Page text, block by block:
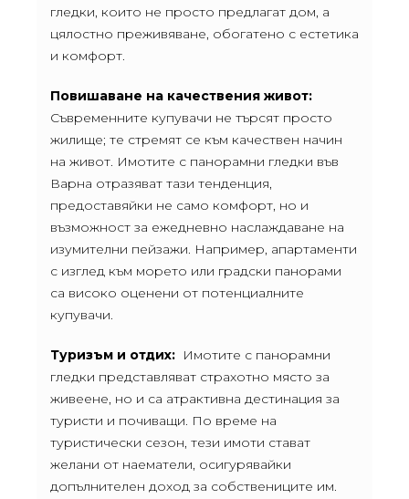
гледки, които не просто предлагат дом, а
цялостно преживяване, обогатено с естетика
и комфорт.
Повишаване на качествения живот:
Съвременните купувачи не търсят просто
жилище; те стремят се към качествен начин
на живот. Имотите с панорамни гледки във
Варна отразяват тази тенденция,
предоставяйки не само комфорт, но и
възможност за ежедневно наслаждаване на
изумителни пейзажи. Например, апартаменти
с изглед към морето или градски панорами
са високо оценени от потенциалните
купувачи.
Туризъм и отдих: Имотите с панорамни
гледки представляват страхотно място за
живеене, но и са атрактивна дестинация за
туристи и почиващи. По време на
туристически сезон, тези имоти стават
желани от наематели, осигурявайки
допълнителен доход за собствениците им.